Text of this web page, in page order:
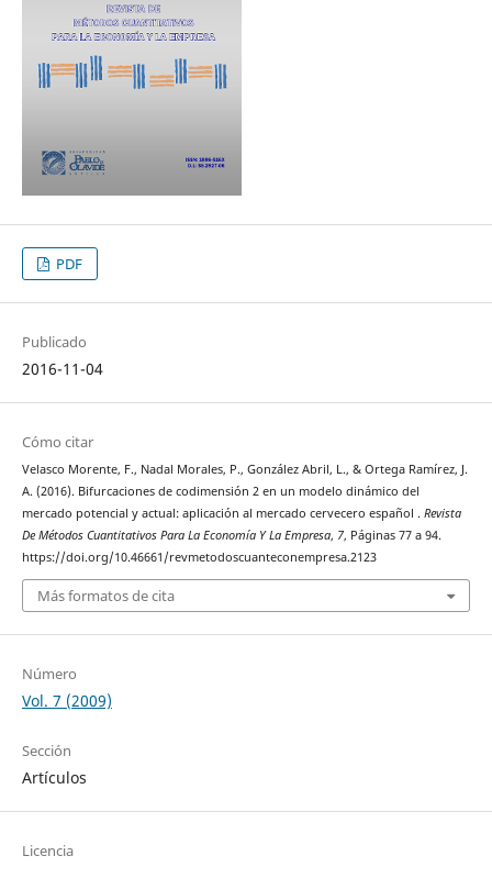
PDF
Publicado
2016-11-04
Cómo citar
Velasco Morente, F., Nadal Morales, P., González Abril, L., & Ortega Ramírez, J.
A. (2016). Bifurcaciones de codimensión 2 en un modelo dinámico del
mercado potencial y actual: aplicación al mercado cervecero español . Revista
De Métodos Cuantitativos Para La Economía Y La Empresa, 7, Páginas 77 a 94.
https://doi.org/10.46661/revmetodoscuanteconempresa.2123
Más formatos de cita
Número
Vol. 7 (2009)
Sección
Artículos
Licencia